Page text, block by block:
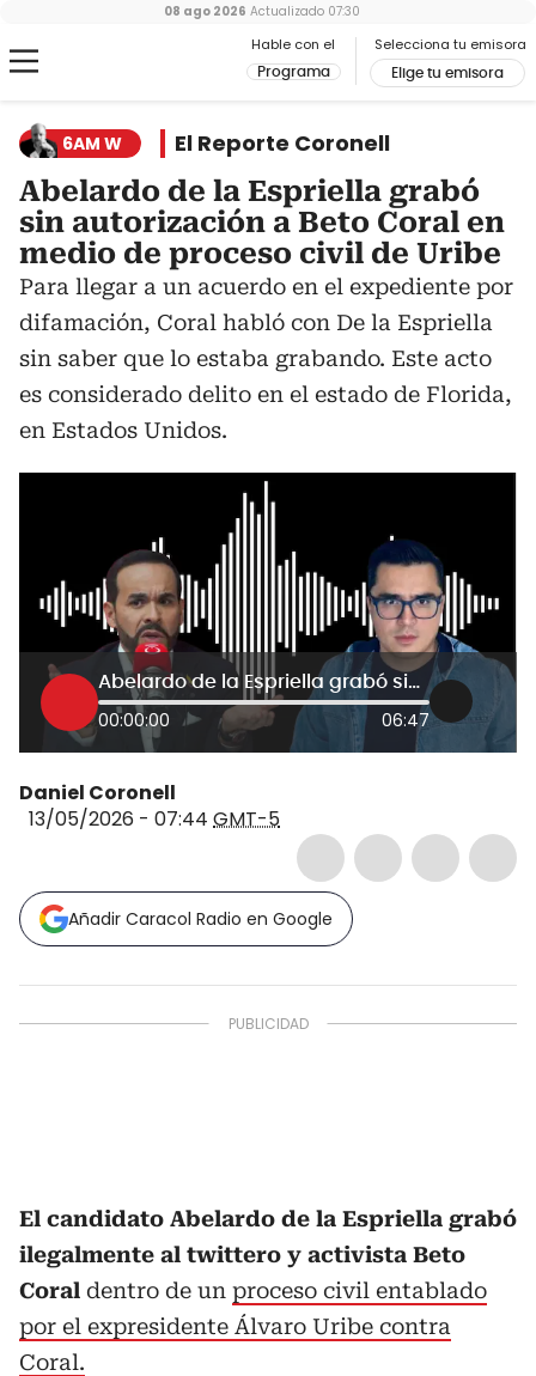
Hable con el
Programa
Selecciona tu emisora
Elige tu emisora
08 ago 2026 Actualizado 07:30
6AM W El Reporte Coronell
Abelardo de la Espriella grabó
sin autorización a Beto Coral en
medio de proceso civil de Uribe
Para llegar a un acuerdo en el expediente por
difamación, Coral habló con De la Espriella
sin saber que lo estaba grabando. Este acto
es considerado delito en el estado de Florida,
en Estados Unidos.
Abelardo de la Espriella grabó sin autorización a Beto Coral en medio de proceso civil de Uribe
00:00:00 06:47
Daniel Coronell
13/05/2026 - 07:44 GMT-5
Añadir Caracol Radio en Google
El candidato Abelardo de la Espriella grabó
ilegalmente al twittero y activista Beto
Coral dentro de un proceso civil entablado
por el expresidente Álvaro Uribe contra
Coral.